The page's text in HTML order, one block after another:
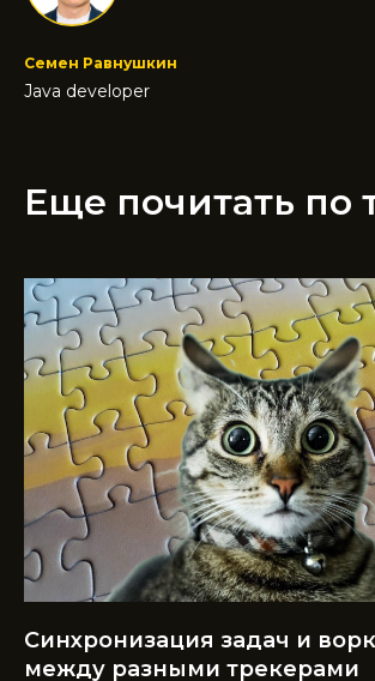
Семен Равнушкин
Java developer
Еще почитать по
Синхронизация задач и
между разными трекерами